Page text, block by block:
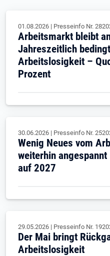
01.08.2026 | Presseinfo Nr.
Arbeitsmarkt bleibt
Jahreszeitlich
Arbeitslosigkeit –
Prozent
30.06.2026 | Presseinfo Nr.
Wenig Neues vom
weiterhin
auf 2027
29.05.2026 | Presseinfo Nr.
Der Mai bringt
Arbeitslosigkeit